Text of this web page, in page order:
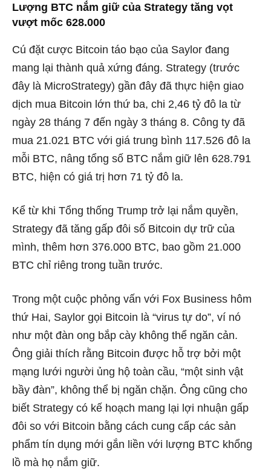
Lượng BTC nắm giữ của Strategy tăng vọt
vượt mốc 628.000
Cú đặt cược Bitcoin táo bạo của Saylor đang
mang lại thành quả xứng đáng. Strategy (trước
đây là MicroStrategy) gần đây đã thực hiện giao
dịch mua Bitcoin lớn thứ ba, chi 2,46 tỷ đô la từ
ngày 28 tháng 7 đến ngày 3 tháng 8. Công ty đã
mua 21.021 BTC với giá trung bình 117.526 đô la
mỗi BTC, nâng tổng số BTC nắm giữ lên 628.791
BTC, hiện có giá trị hơn 71 tỷ đô la.
Kể từ khi Tổng thống Trump trở lại nắm quyền,
Strategy đã tăng gấp đôi số Bitcoin dự trữ của
mình, thêm hơn 376.000 BTC, bao gồm 21.000
BTC chỉ riêng trong tuần trước.
Trong một cuộc phỏng vấn với Fox Business hôm
thứ Hai, Saylor gọi Bitcoin là “virus tự do”, ví nó
như một đàn ong bắp cày không thể ngăn cản.
Ông giải thích rằng Bitcoin được hỗ trợ bởi một
mạng lưới người ủng hộ toàn cầu, “một sinh vật
bầy đàn”, không thể bị ngăn chặn. Ông cũng cho
biết Strategy có kế hoạch mang lại lợi nhuận gấp
đôi so với Bitcoin bằng cách cung cấp các sản
phẩm tín dụng mới gắn liền với lượng BTC khổng
lồ mà họ nắm giữ.